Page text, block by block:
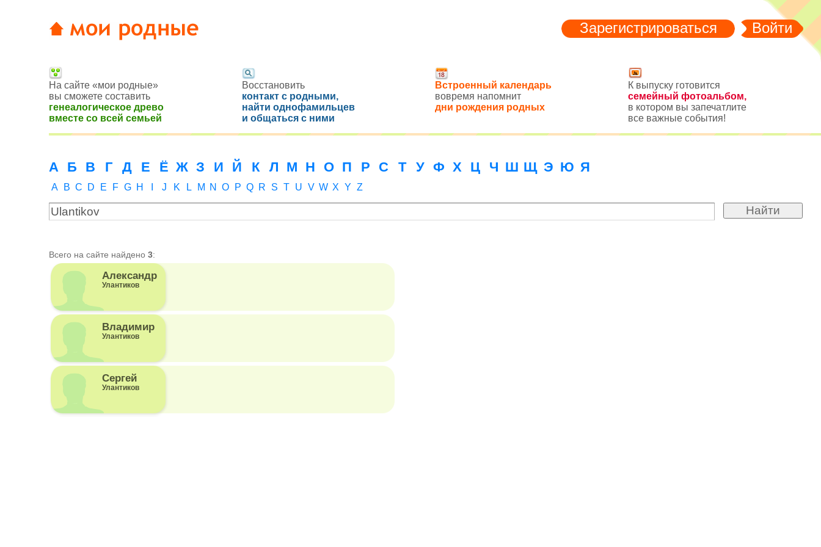
Зарегистрироваться Войти
На сайте «мои родные»
вы сможете составить
генеалогическое древо
вместе со всей семьей
Восстановить
контакт с родными,
найти однофамильцев
и общаться с ними
Встроенный календарь
вовремя напомнит
дни рождения родных
К выпуску готовится
семейный фотоальбом,
в котором вы запечатлите
все важные события!
А Б В Г Д Е Ё Ж З И Й К Л М Н О П Р С Т У Ф Х Ц Ч Ш Щ Э Ю Я
A B C D E F G H J K L M N O P Q R S T U V W X Y Z
Всего на сайте найдено 3:
Александр
Улантиков
Владимир
Улантиков
Сергей
Улантиков